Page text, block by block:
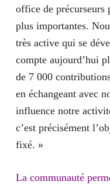
office de précurseurs
plus importantes.
très active qui se
compte aujourd’hui
de 7 000
en échangeant avec
influence notre
c’est précisément
fixé. »
La communauté